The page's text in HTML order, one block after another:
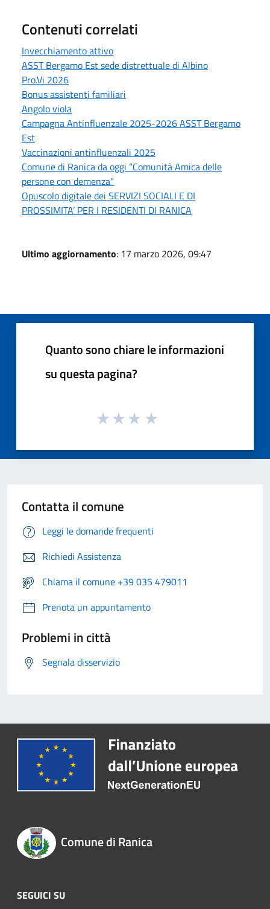
Contenuti correlati
Invecchiamento attivo
ASST Bergamo Est sede distrettuale di Albino
Pro.Vi 2026
Bonus assistenti familiari
Angolo viola
Campagna Antinfluenzale 2025-2026 ASST Bergamo
Est
Vaccinazioni antinfluenzali 2025
Comune di Ranica da oggi “Comunità Amica delle
persone con demenza"
Opuscolo digitale dei SERVIZI SOCIALI E DI
PROSSIMITA’ PER I RESIDENTI DI RANICA
Ultimo aggiornamento: 17 marzo 2026, 09:47
Quanto sono chiare le informazioni
su questa pagina?
Contatta il comune
Leggi le domande frequenti
Richiedi Assistenza
Chiama il comune +39 035 479011
Prenota un appuntamento
Problemi in città
Segnala disservizio
Comune di Ranica
SEGUICI SU